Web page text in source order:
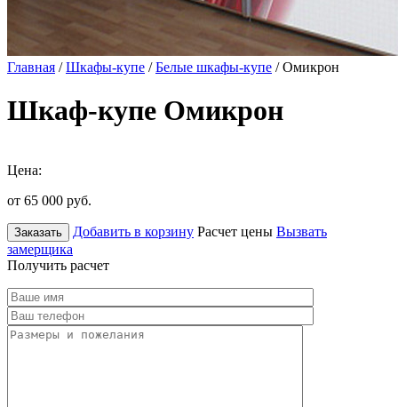
Главная /Шкафы-купе /Белые шкафы-купе / Омикрон
Шкаф-купе Омикрон
Цена:
от 65 000 руб.
Заказать Добавить в корзину Расчет цены Вызвать
замерщика
Получить расчет